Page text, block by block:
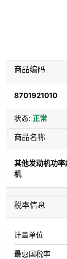
商品编码
8701921010
状态: 正常
商品名称
其他发动机功
机
税率信息
计量单位
最惠国税率